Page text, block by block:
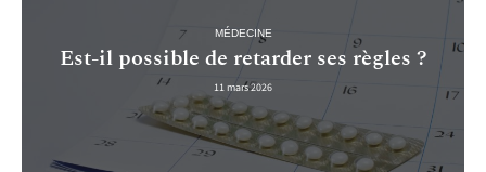
MÉDECINE
Est-il possible de retarder ses règles ?
11 mars 2026